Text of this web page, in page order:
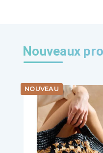
Nouveaux
NOUVEAU